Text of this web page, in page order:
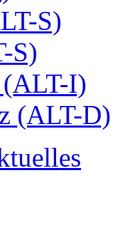
S)
S)
(ALT-I)
(ALT-D)